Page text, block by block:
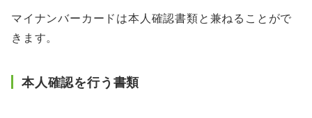
マイナンバーカードは本人確認書類と兼ねることがで
きます。
本人確認を行う書類